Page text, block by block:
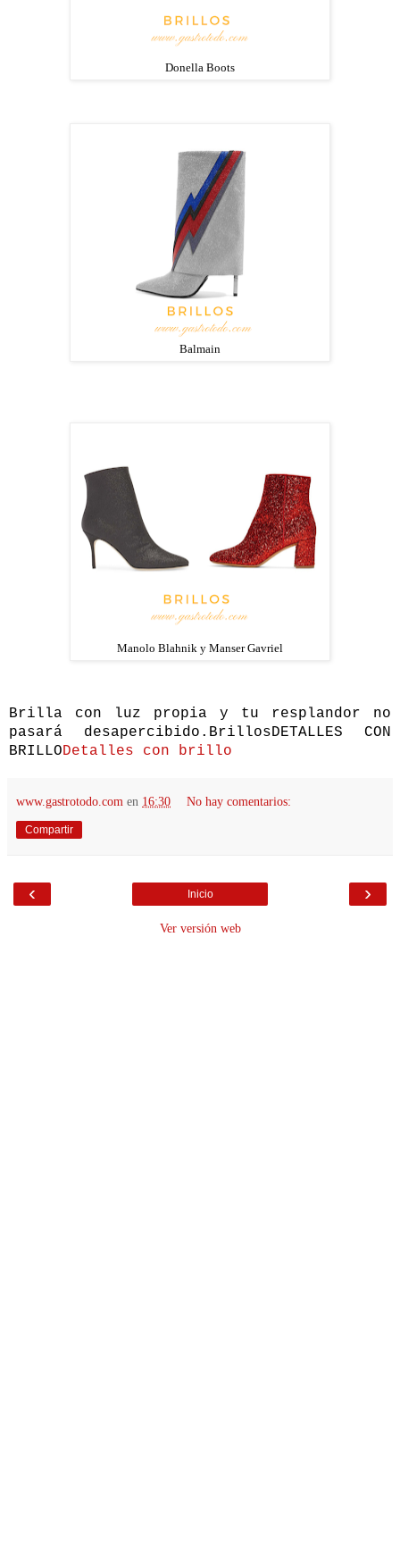
Donella Boots
Balmain
Manolo Blahnik y Manser Gavriel
Brilla con luz propia y tu resplandor no
pasará desapercibido.BrillosDETALLES CON
BRILLODetalles con brillo
www.gastrotodo.com en 16:30 No hay comentarios:
Compartir
‹ ›
Inicio
Ver versión web